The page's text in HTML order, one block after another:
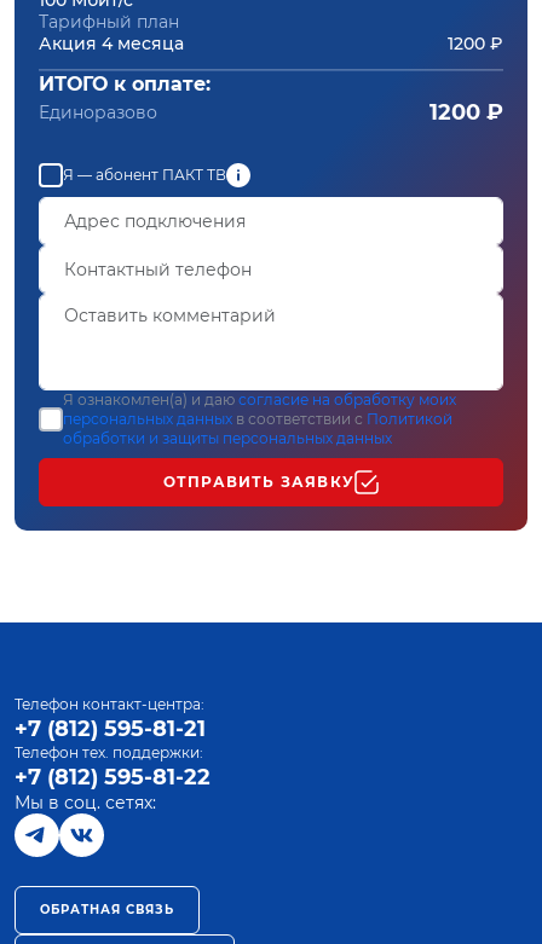
Тарифный план
Акция 4 месяца
1200 ₽
ИТОГО к оплате:
Единоразово 1200 ₽
Я — абонент ПАКТ ТВ
Я ознакомлен(а) и даю согласие на обработку моих
персональных данных в соответствии с Политикой
обработки и защиты персональных данных
ОТПРАВИТЬ ЗАЯВКУ
Телефон контакт-центра:
+7 (812) 595-81-21
Телефон тех. поддержки:
+7 (812) 595-81-22
Мы в соц. сетях:
ОБРАТНАЯ СВЯЗЬ